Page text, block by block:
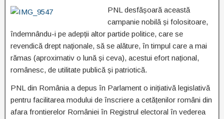
PNL desfășoară această
campanie nobilă și folositoare,
îndemnându-i pe adepții altor partide politice, care se
revendică drept naționale, să se alăture, în timpul care a mai
rămas (aproximativ o lună și ceva), acestui efort național,
românesc, de utilitate publică și patriotică.
PNL din România a depus în Parlament o inițiativă legislativă
pentru facilitarea modului de înscriere a cetățenilor români din
afara frontierelor României în Registrul electoral în vederea